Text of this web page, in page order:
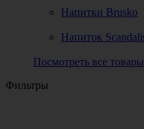
Напитки Brusko
Напиток
Посмотреть все товары
Фильтры